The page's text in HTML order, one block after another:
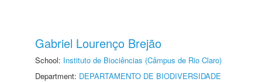
Gabriel Lourenço Brejão
School: Instituto de Biociências (Câmpus de Rio Claro)
Department: DEPARTAMENTO DE BIODIVERSIDADE